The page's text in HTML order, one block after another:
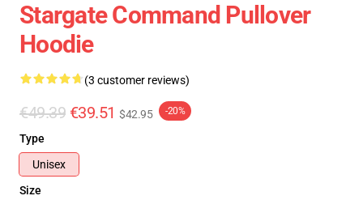
Stargate Command Pullover
Hoodie
(3 customer reviews)
€49.39 €39.51 $42.95 -20%
Type
Unisex
Size